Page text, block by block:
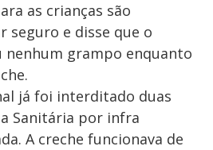
as crianças são
seguro e disse que o
nenhum grampo enquanto
já foi interditado duas
Sanitária por infra
A creche funcionava de